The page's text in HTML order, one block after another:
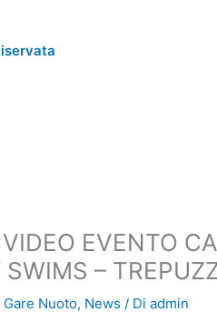
VIDEO EVENTO
SWIMS –
Gare Nuoto, News / Diadmin